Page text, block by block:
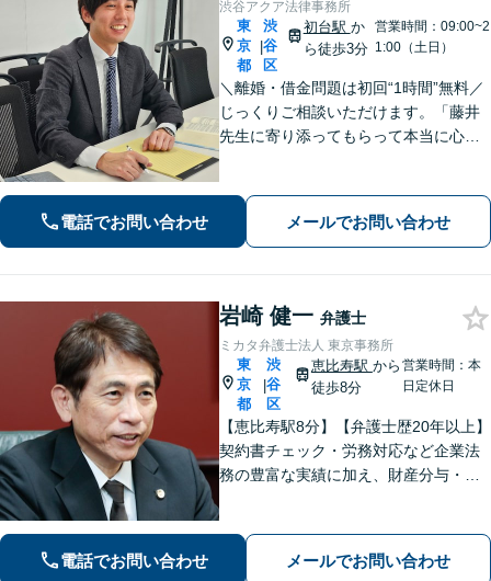
渋谷アクア法律事務所
東
京
都
|
渋
谷
区
初台駅 か
ら徒歩3分
営業時間：09:00~2
1:00（土日）
＼離婚・借金問題は初回“1時間”無料／
じっくりご相談いただけます。「藤井
先生に寄り添ってもらって本当に心強
に真剣に向き合います【休日・夜間相
談可／完全個室】【企業法務も対応】
電話でお問い合わせ メールでお問い合わせ
岩崎 健一 弁護士
ミカタ弁護士法人 東京事務所
東
京
都
|
渋
谷
区
恵比寿駅 から
徒歩8分
営業時間：本
日定休日
【恵比寿駅8分】【弁護士歴20年以上】
契約書チェック・労務対応など企業法
務の豊富な実績に加え、財産分与・親
寄り添い最適な解決を目指します。
【初回相談可能】【WEB面談可能】
電話でお問い合わせ メールでお問い合わせ